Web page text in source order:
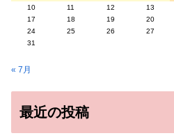
10
11 12 13
17
18 19 20
24
25 26 27
31
« 7月
最近の投稿